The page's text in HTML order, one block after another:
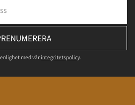
med vårintegritetspolicy.